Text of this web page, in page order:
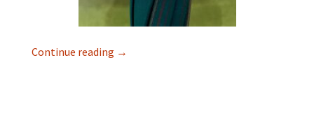
Continue reading →